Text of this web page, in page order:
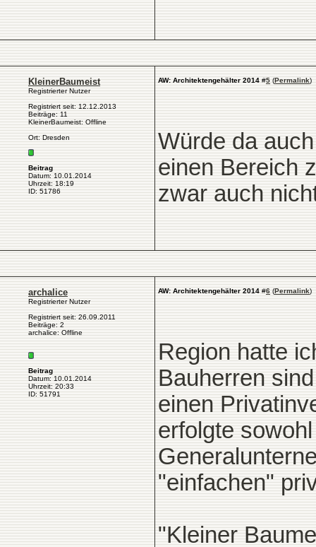
KleinerBaumeist
Registrierter Nutzer
Registriert seit: 12.12.2013
Beiträge: 11
KleinerBaumeist: Offline
Ort: Dresden
Beitrag
Datum: 10.01.2014
Uhrzeit: 18:19
ID: 51786
AW: Architektengehälter 2014 #5 (Permalink)
Würde da
einen Bereich
zwar auch
archalice
Registrierter Nutzer
Registriert seit: 26.09.2011
Beiträge: 2
archalice: Offline
Beitrag
Datum: 10.01.2014
Uhrzeit: 20:33
ID: 51791
AW: Architektengehälter 2014 #6 (Permalink)
Region hatte
Bauherren
einen
erfolgte
"einfachen"
"Kleiner